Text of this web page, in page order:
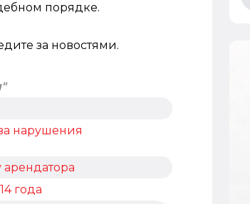
порядке.
за новостями.
нарушения
арендатора
года